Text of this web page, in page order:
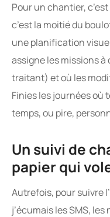
Pour un chantier,
c’est la moitié du
une planification
assigne les missions
traitant) et où les
Finies les journées où
temps, ou pire,
Un suivi de
papier qui
Autrefois, pour suivre
j’écumais les SMS,